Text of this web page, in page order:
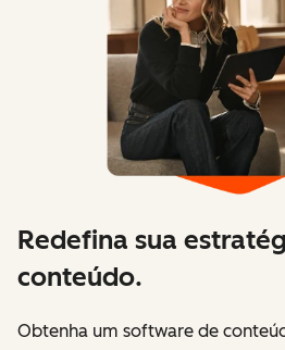
Redefina sua
conteúdo.
Obtenha um software de